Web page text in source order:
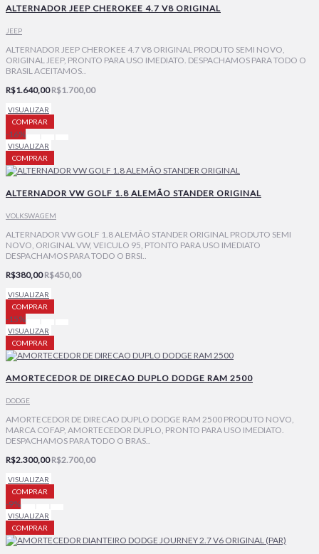
ALTERNADOR JEEP CHEROKEE 4.7 V8 ORIGINAL
JEEP
ALTERNADOR JEEP CHEROKEE 4.7 V8 ORIGINAL PRODUTO SEMI NOVO,
ORIGINAL JEEP, PRONTO PARA USO IMEDIATO. DESPACHAMOS PARA TODO O
BRASIL ACEITAMOS..
R$1.640,00 R$1.700,00
VISUALIZAR
COMPRAR
-16%
VISUALIZAR
COMPRAR
ALTERNADOR VW GOLF 1.8 ALEMÃO STANDER ORIGINAL
VOLKSWAGEM
ALTERNADOR VW GOLF 1.8 ALEMÃO STANDER ORIGINAL PRODUTO SEMI
NOVO, ORIGINAL VW, VEICULO 95, PTONTO PARA USO IMEDIATO
DESPACHAMOS PARA TODO O BRSI..
R$380,00 R$450,00
VISUALIZAR
COMPRAR
-15%
VISUALIZAR
COMPRAR
AMORTECEDOR DE DIRECAO DUPLO DODGE RAM 2500
DODGE
AMORTECEDOR DE DIRECAO DUPLO DODGE RAM 2500 PRODUTO NOVO,
MARCA COFAP, AMORTECEDOR DUPLO, PRONTO PARA USO IMEDIATO.
DESPACHAMOS PARA TODO O BRAS..
R$2.300,00 R$2.700,00
VISUALIZAR
COMPRAR
-9%
VISUALIZAR
COMPRAR